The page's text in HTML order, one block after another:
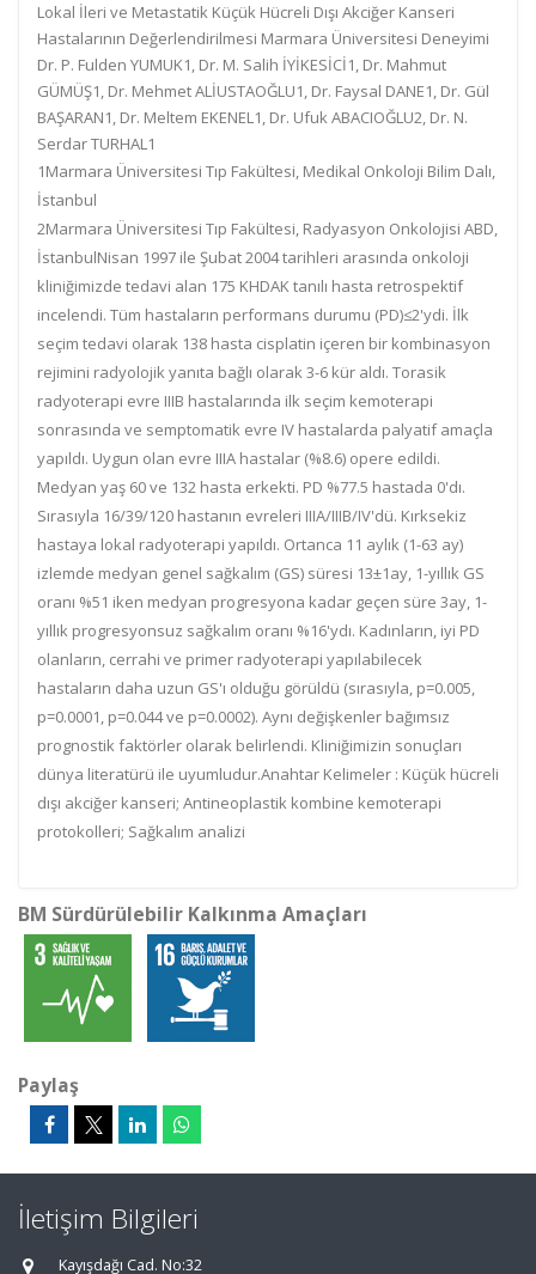
Lokal İleri ve Metastatik Küçük Hücreli Dışı Akciğer Kanseri
Hastalarının Değerlendirilmesi Marmara Üniversitesi Deneyimi
Dr. P. Fulden YUMUK1, Dr. M. Salih İYİKESİCİ1, Dr. Mahmut
GÜMÜŞ1, Dr. Mehmet ALİUSTAOĞLU1, Dr. Faysal DANE1, Dr. Gül
BAŞARAN1, Dr. Meltem EKENEL1, Dr. Ufuk ABACIOĞLU2, Dr. N.
Serdar TURHAL1
1Marmara Üniversitesi Tıp Fakültesi, Medikal Onkoloji Bilim Dalı,
İstanbul
2Marmara Üniversitesi Tıp Fakültesi, Radyasyon Onkolojisi ABD,
İstanbulNisan 1997 ile Şubat 2004 tarihleri arasında onkoloji
kliniğimizde tedavi alan 175 KHDAK tanılı hasta retrospektif
incelendi. Tüm hastaların performans durumu (PD)≤2'ydi. İlk
seçim tedavi olarak 138 hasta cisplatin içeren bir kombinasyon
rejimini radyolojik yanıta bağlı olarak 3-6 kür aldı. Torasik
radyoterapi evre IIIB hastalarında ilk seçim kemoterapi
sonrasında ve semptomatik evre IV hastalarda palyatif amaçla
yapıldı. Uygun olan evre IIIA hastalar (%8.6) opere edildi.
Medyan yaş 60 ve 132 hasta erkekti. PD %77.5 hastada 0'dı.
Sırasıyla 16/39/120 hastanın evreleri IIIA/IIIB/IV'dü. Kırksekiz
hastaya lokal radyoterapi yapıldı. Ortanca 11 aylık (1-63 ay)
izlemde medyan genel sağkalım (GS) süresi 13±1ay, 1-yıllık GS
oranı %51 iken medyan progresyona kadar geçen süre 3ay, 1-
yıllık progresyonsuz sağkalım oranı %16'ydı. Kadınların, iyi PD
olanların, cerrahi ve primer radyoterapi yapılabilecek
hastaların daha uzun GS'ı olduğu görüldü (sırasıyla, p=0.005,
p=0.0001, p=0.044 ve p=0.0002). Aynı değişkenler bağımsız
prognostik faktörler olarak belirlendi. Kliniğimizin sonuçları
dünya literatürü ile uyumludur.Anahtar Kelimeler : Küçük hücreli
dışı akciğer kanseri; Antineoplastik kombine kemoterapi
protokolleri; Sağkalım analizi
BM Sürdürülebilir Kalkınma Amaçları
Paylaş
İletişim Bilgileri
Kayışdağı Cad. No:32